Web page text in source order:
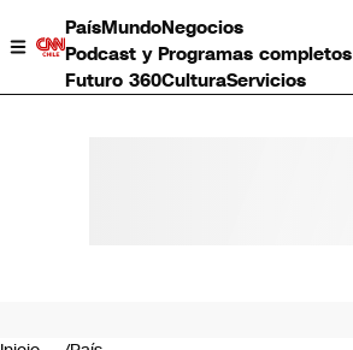
PaísMundoNegocios
Podcast y Programas completos
Futuro 360CulturaServicios